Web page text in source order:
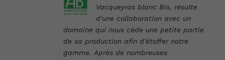
Vacqueyras blanc Bio, résulte
d'une collaboration avec un
domaine qui nous cède une petite partie
de sa production afin d'étoffer notre
gamme. Après de nombreuses